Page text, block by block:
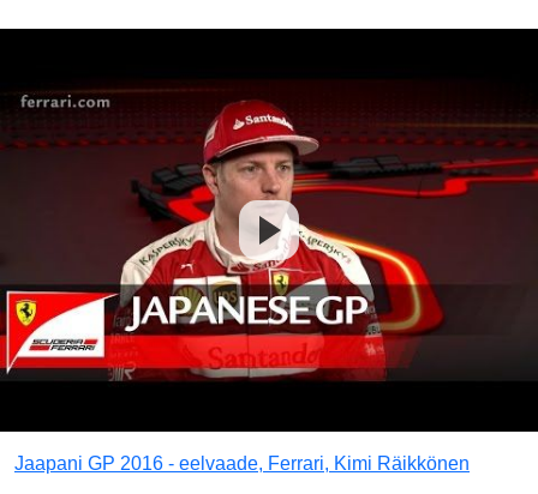
Jaapani GP 2016 - eelvaade, Ferrari, Kimi Räikkönen